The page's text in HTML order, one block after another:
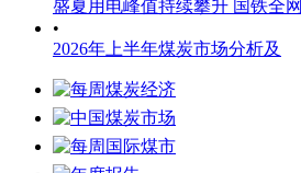
盛夏用电峰值持续攀升 国铁全网
•
2026年上半年煤炭市场分析及